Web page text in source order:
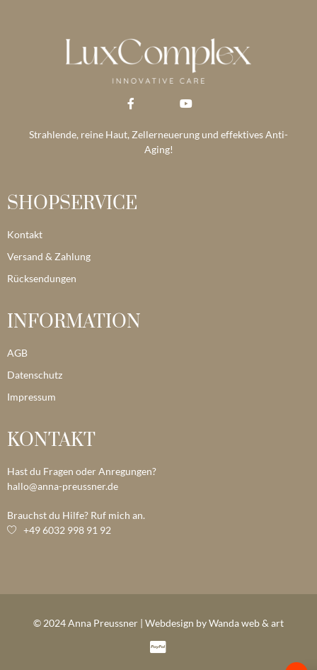
Strahlende, reine Haut, Zellerneuerung und effektives Anti-
Aging!
SHOPSERVICE
Kontakt
Versand & Zahlung
Rücksendungen
INFORMATION
AGB
Datenschutz
Impressum
KONTAKT
Hast du Fragen oder Anregungen?
hallo@anna-preussner.de
Brauchst du Hilfe? Ruf mich an.
+49 6032 998 91 92
© 2024 Anna Preussner | Webdesign by Wanda web & art